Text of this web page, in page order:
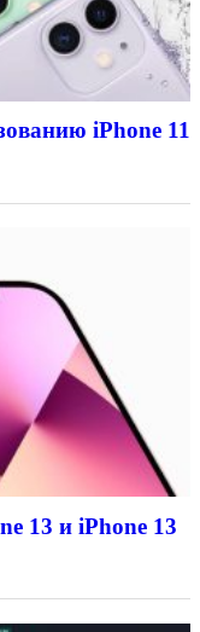
iPhone 11
13 и iPhone 13